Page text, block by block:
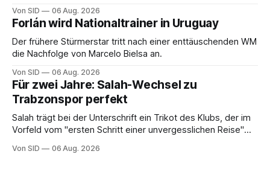
Von SID 06 Aug. 2026
Forlán wird Nationaltrainer in Uruguay
Der frühere Stürmerstar tritt nach einer enttäuschenden WM
die Nachfolge von Marcelo Bielsa an.
Von SID 06 Aug. 2026
Für zwei Jahre: Salah-Wechsel zu
Trabzonspor perfekt
Salah trägt bei der Unterschrift ein Trikot des Klubs, der im
Vorfeld vom "ersten Schritt einer unvergesslichen Reise"
Von SID 06 Aug. 2026